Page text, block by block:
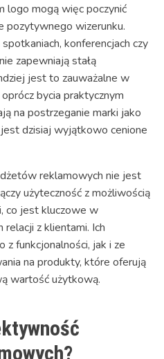
logo mogą więc poczynić
pozytywnego wizerunku.
konferencjach czy
zapewniają stałą
jest to zauważalne w
bycia praktycznym
na postrzeganie marki jako
dzisiaj wyjątkowo cenione
reklamowych nie jest
użyteczność z możliwością
co jest kluczowe w
relacji z klientami. Ich
z funkcjonalności, jak i ze
na produkty, które oferują
wartość użytkową.